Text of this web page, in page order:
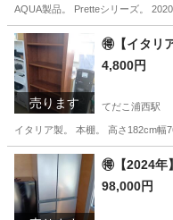
AQUA製品。 Pretteシリーズ。
沖縄 うるま市 てだこ浦
売ります
🉐【イタリ
4,800円
てだこ浦西駅
イタリア製。 本棚。 高さ182cm幅
沖縄 うるま市 てだこ浦西
🉐【2024年
98,000円